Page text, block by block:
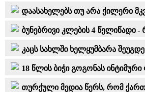
დაასახელებს თუ არა ქილერი
ბუნებრივი კლების 4 წელიწადი
კაცს სახლში ხელყუმბარა
18 წლის ბიჭი გოგონას
თურქული მედია წერს, რომ